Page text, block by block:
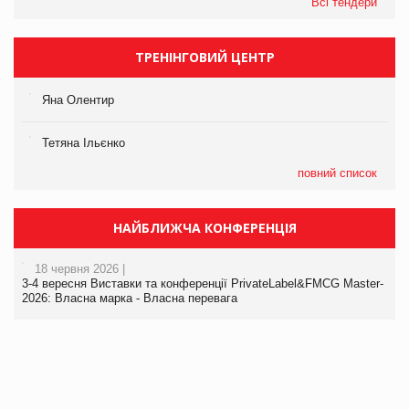
ТРЕНІНГОВИЙ ЦЕНТР
Яна Олентир
Тетяна Ільєнко
повний список
НАЙБЛИЖЧА КОНФЕРЕНЦІЯ
18 червня 2026 |
3-4 вересня Виставки та конференції PrivateLabel&FMCG Master-
2026: Власна марка - Власна перевага